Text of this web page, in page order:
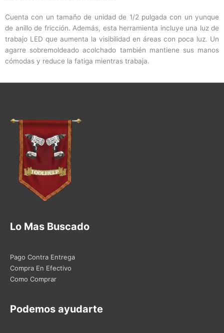
Cuenta con un tamaño de unidad de 1/2 pulgada con un yunque
de anillo de fricción. Además, esta herramienta incluye una luz de
trabajo LED que aumenta la visibilidad en áreas con poca luz. Un
agarre sobremoldeado acolchado también mantiene sus manos
cómodas y reduce la fatiga mientras trabaja.
Lo Mas Buscado
Pago Contra Entrega
Compra En Efectivo
Como Comprar
Podemos ayudarte